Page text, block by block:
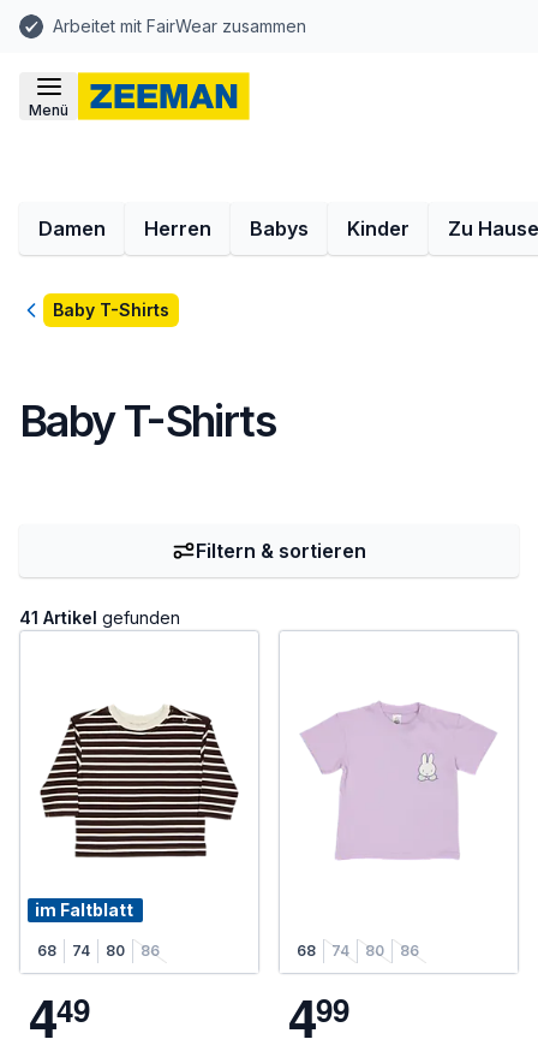
Arbeitet mit FairWear zusammen
Menü
Damen Herren Babys Kinder Zu Hause
ZurückBaby T-Shirts
Baby T-Shirts
41 Artikel gefunden
Filtern & sortieren
im Faltblatt
68 74 80 86
449
68 74 80 86
499